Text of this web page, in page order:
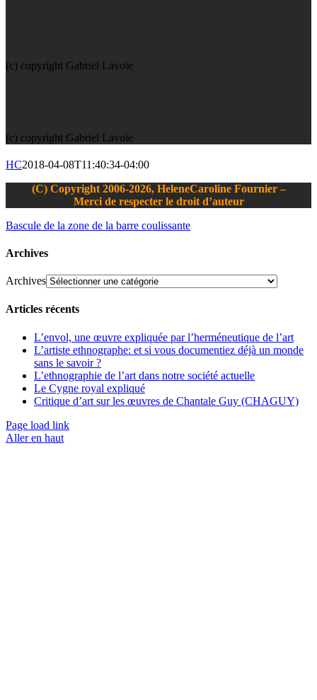
(c) copyright Gabriel Lavoie
(c) copyright Gabriel Lavoie
HC2018-04-08T11:40:34-04:00
(C) Copyright 2006-2026, HeleneCaroline Fournier –
Merci de respecter le droit d’auteur
Bascule de la zone de la barre coulissante
Archives
Archives
Articles récents
L’envol, une œuvre expliquée par l’herméneutique de l’art
L’artiste ethnographe: et si vous documentiez déjà un monde
sans le savoir ?
L’ethnographie de l’art dans notre société actuelle
Le Cygne royal expliqué
Critique d’art sur les œuvres de Chantale Guy (CHAGUY)
Page load link
Aller en haut